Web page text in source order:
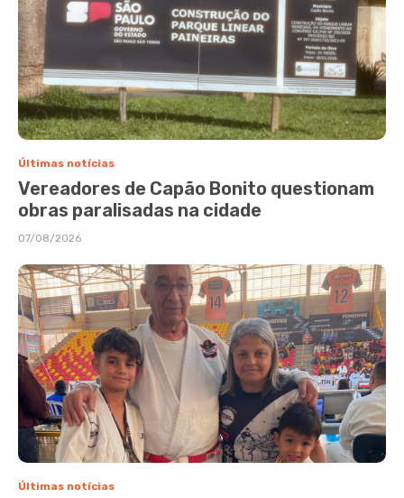
Últimas notícias
Vereadores de Capão Bonito questionam
obras paralisadas na cidade
07/08/2026
Últimas notícias